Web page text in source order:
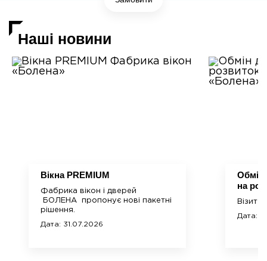
Наші новини
Bікна PREMIUM
Фабрика вікон і дверей
БОЛЕНА пропонує нові пакетні
рішення.
Дата: 31.07.2026
Обмін
на
Візит
Дата: